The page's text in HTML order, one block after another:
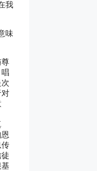
我
味
尊
对
传